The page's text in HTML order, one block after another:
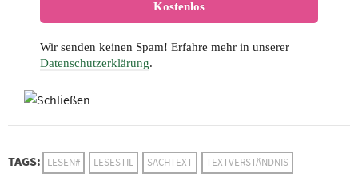
Wir senden keinen Spam! Erfahre mehr in unserer
Datenschutzerklärung.
TAGS: LESEN# LESESTIL SACHTEXT TEXTVERSTÄNDNIS